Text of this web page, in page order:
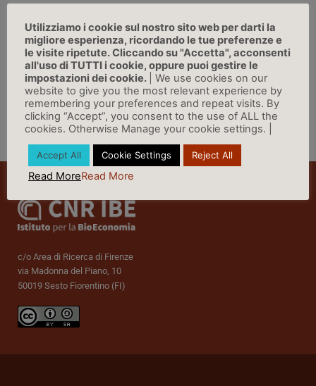
Adnkronos intervista Massimiliano Pasqui CNR-IBE
LINK
c/o Area di Ricerca di Firenze
via Madonna del Piano, 10
50019 Sesto Fiorentino (FI)
Utilizziamo i cookie sul nostro sito web per darti la
migliore esperienza, ricordando le tue preferenze e
le visite ripetute. Cliccando su "Accetta", acconsenti
all'uso di TUTTI i cookie, oppure puoi gestire le
impostazioni dei cookie.
| We use cookies on our
website to give you the most relevant experience by
remembering your preferences and repeat visits. By
clicking “Accept”, you consent to the use of ALL the
cookies. Otherwise Manage your cookie settings. |
Accept All Cookie Settings Reject All
Read MoreRead More